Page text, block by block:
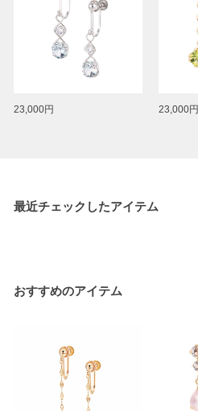
23,000円 23,000円
最近チェックしたアイテム
おすすめのアイテム